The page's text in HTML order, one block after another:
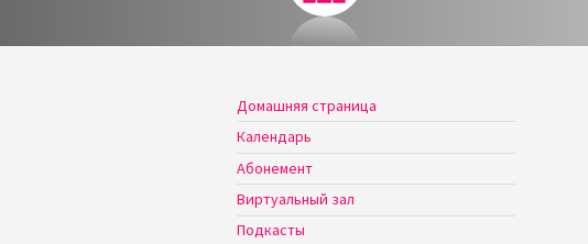
Домашняя страница
Календарь
Абонемент
Виртуальный зал
Подкасты